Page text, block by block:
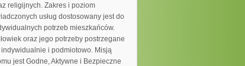
religijnych. Zakres i poziom
usług dostosowany jest do
potrzeb mieszkańców.
oraz jego potrzeby postrzegane
indywidualnie i podmiotowo. Misją
jest Godne, Aktywne i Bezpieczne